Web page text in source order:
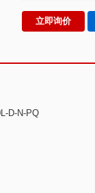
立即询价
D-N-PQ